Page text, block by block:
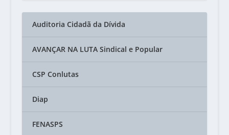
Auditoria Cidadã da Dívida
AVANÇAR NA LUTA Sindical e Popular
CSP Conlutas
Diap
FENASPS